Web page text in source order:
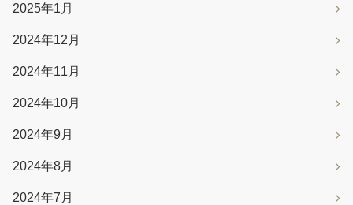
2025年1月
2024年12月
2024年11月
2024年10月
2024年9月
2024年8月
2024年7月